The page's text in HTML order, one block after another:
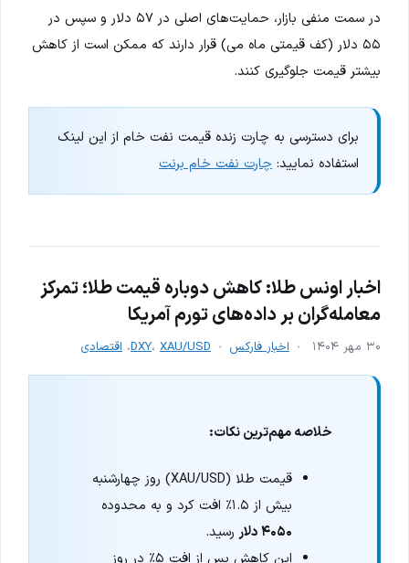
در سمت منفی بازار، حمایت‌های اصلی در ۵۷ دلار و سپس در
۵۵ دلار (کف قیمتی ماه می) قرار دارند که ممکن است از کاهش
بیشتر قیمت جلوگیری کنند.
برای دسترسی به چارت زنده قیمت نفت خام از این لینک
استفاده نمایید: چارت نفت خام برنت
اخبار اونس طلا:‌ کاهش دوباره قیمت طلا؛ تمرکز
معامله‌گران بر داده‌های تورم آمریکا
۳۰ مهر ۱۴۰۴ اخبار فارکس DXY، XAU/USD ، اقتصادی
خلاصه مهم‌ترین نکات:
قیمت طلا (XAU/USD) روز چهارشنبه
بیش از ۱.۵٪ افت کرد و به محدوده
۴۰۵۰ دلار
رسید.
این کاهش پس از افت ۵٪ در روز